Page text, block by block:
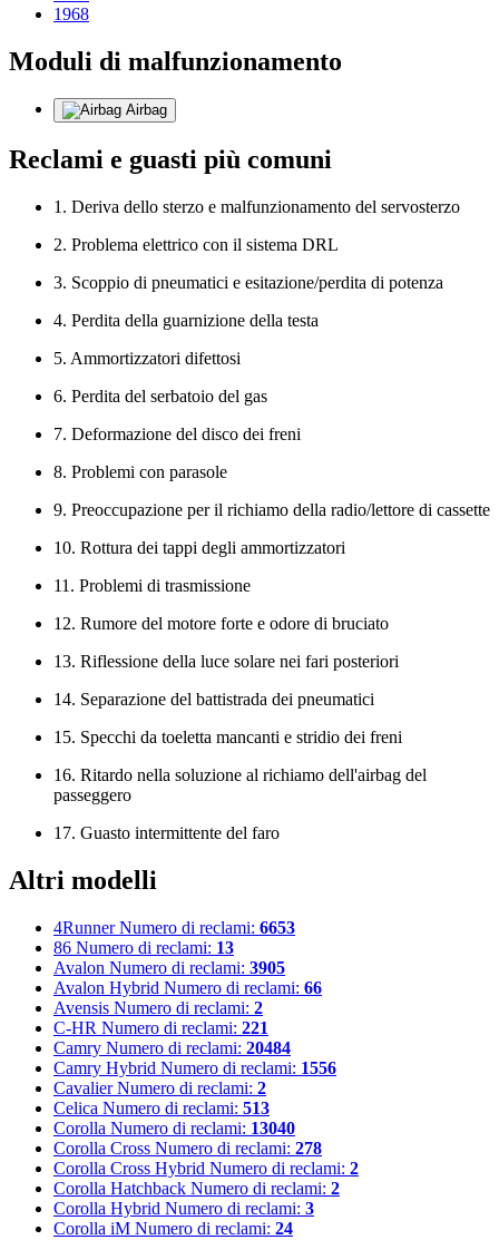
1968
Moduli di malfunzionamento
Airbag
Reclami e guasti più comuni
1. Deriva dello sterzo e malfunzionamento del servosterzo
2. Problema elettrico con il sistema DRL
3. Scoppio di pneumatici e esitazione/perdita di potenza
4. Perdita della guarnizione della testa
5. Ammortizzatori difettosi
6. Perdita del serbatoio del gas
7. Deformazione del disco dei freni
8. Problemi con parasole
9. Preoccupazione per il richiamo della radio/lettore di cassette
10. Rottura dei tappi degli ammortizzatori
11. Problemi di trasmissione
12. Rumore del motore forte e odore di bruciato
13. Riflessione della luce solare nei fari posteriori
14. Separazione del battistrada dei pneumatici
15. Specchi da toeletta mancanti e stridio dei freni
16. Ritardo nella soluzione al richiamo dell'airbag del
passeggero
17. Guasto intermittente del faro
Altri modelli
4Runner Numero di reclami: 6653
86 Numero di reclami: 13
Avalon Numero di reclami: 3905
Avalon Hybrid Numero di reclami: 66
Avensis Numero di reclami: 2
C-HR Numero di reclami: 221
Camry Numero di reclami: 20484
Camry Hybrid Numero di reclami: 1556
Cavalier Numero di reclami: 2
Celica Numero di reclami: 513
Corolla Numero di reclami: 13040
Corolla Cross Numero di reclami: 278
Corolla Cross Hybrid Numero di reclami: 2
Corolla Hatchback Numero di reclami: 2
Corolla Hybrid Numero di reclami: 3
Corolla iM Numero di reclami: 24